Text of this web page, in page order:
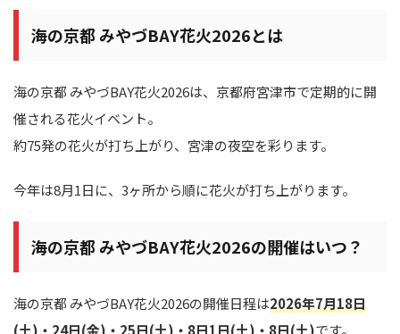
海の京都 みやづBAY花火2026とは
海の京都 みやづBAY花火2026は、京都府宮津市で定期的に開
催される花火イベント。
約75発の花火が打ち上がり、宮津の夜空を彩ります。
今年は8月1日に、3ヶ所から順に花火が打ち上がります。
海の京都 みやづBAY花火2026の開催はいつ？
海の京都 みやづBAY花火2026の開催日程は2026年7月18日
(土)・24日(金)・25日(土)・8日1日(土)・8日(土)です。